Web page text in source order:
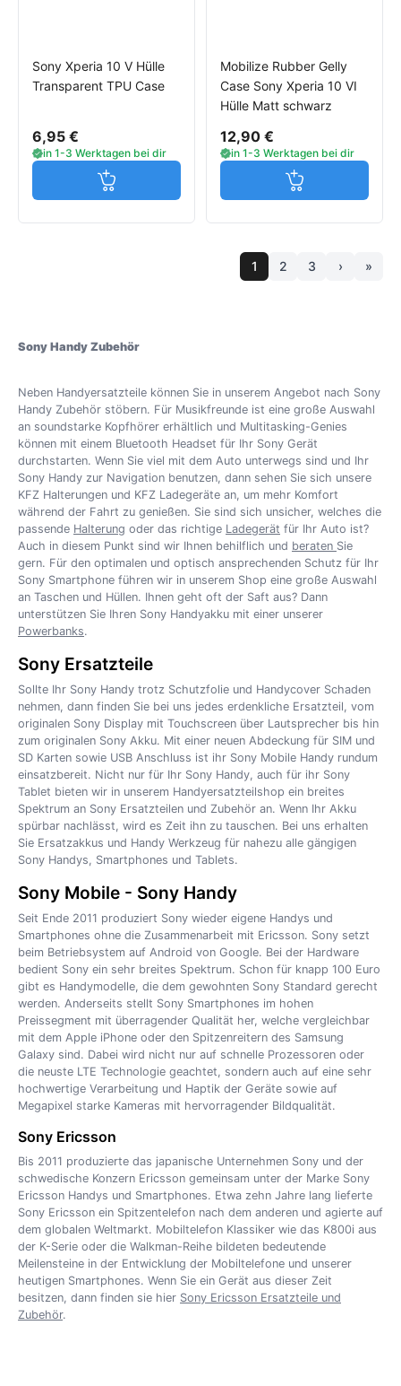
Sony Xperia 10 V Hülle
Transparent TPU Case
6,95 €
in 1-3 Werktagen bei dir
Jetzt in den Warenkorb
Mobilize Rubber Gelly
Case Sony Xperia 10 VI
Hülle Matt schwarz
12,90 €
in 1-3 Werktagen bei dir
Jetzt in den
1 2 3 › »
Sony Handy Zubehör
Neben Handyersatzteile können Sie in unserem Angebot nach Sony
Handy Zubehör stöbern. Für Musikfreunde ist eine große Auswahl
an soundstarke Kopfhörer erhältlich und Multitasking-Genies
können mit einem Bluetooth Headset für Ihr Sony Gerät
durchstarten. Wenn Sie viel mit dem Auto unterwegs sind und Ihr
Sony Handy zur Navigation benutzen, dann sehen Sie sich unsere
KFZ Halterungen und KFZ Ladegeräte an, um mehr Komfort
während der Fahrt zu genießen. Sie sind sich unsicher, welches die
passende Halterung oder das richtige Ladegerät für Ihr Auto ist?
Auch in diesem Punkt sind wir Ihnen behilflich und beraten Sie
gern. Für den optimalen und optisch ansprechenden Schutz für Ihr
Sony Smartphone führen wir in unserem Shop eine große Auswahl
an Taschen und Hüllen. Ihnen geht oft der Saft aus? Dann
unterstützen Sie Ihren Sony Handyakku mit einer unserer
Powerbanks.
Sony Ersatzteile
Sollte Ihr Sony Handy trotz Schutzfolie und Handycover Schaden
nehmen, dann finden Sie bei uns jedes erdenkliche Ersatzteil, vom
originalen Sony Display mit Touchscreen über Lautsprecher bis hin
zum originalen Sony Akku. Mit einer neuen Abdeckung für SIM und
SD Karten sowie USB Anschluss ist ihr Sony Mobile Handy rundum
einsatzbereit. Nicht nur für Ihr Sony Handy, auch für ihr Sony
Tablet bieten wir in unserem Handyersatzteilshop ein breites
Spektrum an Sony Ersatzteilen und Zubehör an. Wenn Ihr Akku
spürbar nachlässt, wird es Zeit ihn zu tauschen. Bei uns erhalten
Sie Ersatzakkus und Handy Werkzeug für nahezu alle gängigen
Sony Handys, Smartphones und Tablets.
Sony Mobile - Sony Handy
Seit Ende 2011 produziert Sony wieder eigene Handys und
Smartphones ohne die Zusammenarbeit mit Ericsson. Sony setzt
beim Betriebsystem auf Android von Google. Bei der Hardware
bedient Sony ein sehr breites Spektrum. Schon für knapp 100 Euro
gibt es Handymodelle, die dem gewohnten Sony Standard gerecht
werden. Anderseits stellt Sony Smartphones im hohen
Preissegment mit überragender Qualität her, welche vergleichbar
mit dem Apple iPhone oder den Spitzenreitern des Samsung
Galaxy sind. Dabei wird nicht nur auf schnelle Prozessoren oder
die neuste LTE Technologie geachtet, sondern auch auf eine sehr
hochwertige Verarbeitung und Haptik der Geräte sowie auf
Megapixel starke Kameras mit hervorragender Bildqualität.
Sony Ericsson
Bis 2011 produzierte das japanische Unternehmen Sony und der
schwedische Konzern Ericsson gemeinsam unter der Marke Sony
Ericsson Handys und Smartphones. Etwa zehn Jahre lang lieferte
Sony Ericsson ein Spitzentelefon nach dem anderen und agierte auf
dem globalen Weltmarkt. Mobiltelefon Klassiker wie das K800i aus
der K-Serie oder die Walkman-Reihe bildeten bedeutende
Meilensteine in der Entwicklung der Mobiltelefone und unserer
heutigen Smartphones. Wenn Sie ein Gerät aus dieser Zeit
besitzen, dann finden sie hier Sony Ericsson Ersatzteile und
Zubehör.